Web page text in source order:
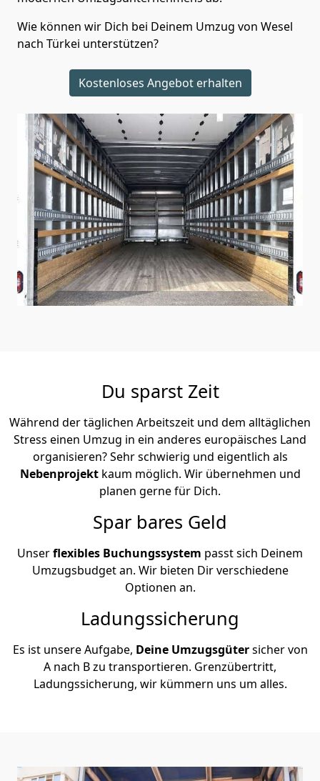
Wie können wir Dich bei Deinem Umzug von Wesel
nach Türkei unterstützen?
Kostenloses Angebot erhalten
Du sparst Zeit
Während der täglichen Arbeitszeit und dem alltäglichen
Stress einen Umzug in ein anderes europäisches Land
organisieren? Sehr schwierig und eigentlich als
Nebenprojekt kaum möglich. Wir übernehmen und
planen gerne für Dich.
Spar bares Geld
Unserflexibles Buchungssystem passt sich Deinem
Umzugsbudget an. Wir bieten Dir verschiedene
Optionen an.
Ladungssicherung
Es ist unsere Aufgabe, Deine Umzugsgütersicher von
A nach B zu transportieren. Grenzübertritt,
Ladungssicherung, wir kümmern uns um alles.